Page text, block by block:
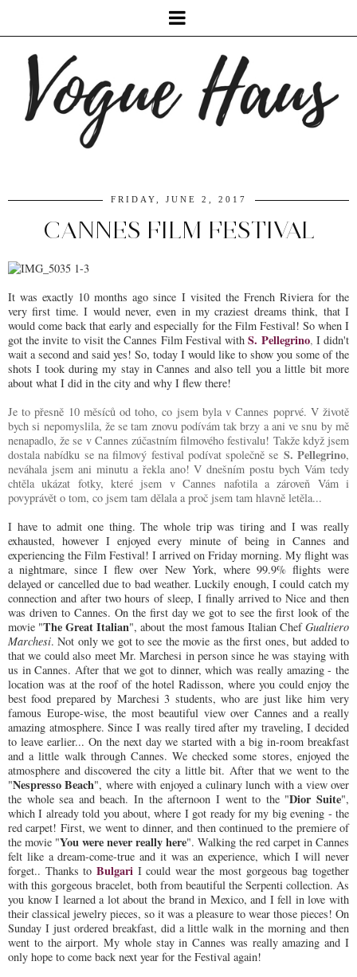
FRIDAY, JUNE 2, 2017
CANNES FILM FESTIVAL
It was exactly 10 months ago since I visited the French Riviera for the
very first time. I would never, even in my craziest dreams think, that I
would come back that early and especially for the Film Festival! So when I
got the invite to visit the Cannes Film Festival withS. Pellegrino, I didn't
wait a second and said yes! So, today I would like to show you some of the
shots I took during my stay in Cannes and also tell you a little bit more
about what I did in the city and why I flew there!
Je to přesně 10 měsíců od toho, co jsem byla v Cannes poprvé. V životě
bych si nepomyslila, že se tam znovu podívám tak brzy a ani ve snu by mě
nenapadlo, že se v Cannes zúčastním filmového festivalu! Takže když jsem
dostala nabídku se na filmový festival podívat společně se S. Pellegrino,
neváhala jsem ani minutu a řekla ano! V dnešním postu bych Vám tedy
chtěla ukázat fotky, které jsem v Cannes nafotila a zároveň Vám i
povyprávět o tom, co jsem tam dělala a proč jsem tam hlavně letěla...
I have to admit one thing. The whole trip was tiring and I was really
exhausted, however I enjoyed every minute of being in Cannes and
experiencing the Film Festival! I arrived on Friday morning. My flight was
a nightmare, since I flew over New York, where 99.9% flights were
delayed or cancelled due to bad weather. Luckily enough, I could catch my
connection and after two hours of sleep, I finally arrived to Nice and then
was driven to Cannes. On the first day we got to see the first look of the
movie "The Great Italian", about the most famous Italian ChefGualtiero
Marchesi. Not only we got to see the movie as the first ones, but added to
that we could also meet Mr. Marchesi in person since he was staying with
us in Cannes. After that we got to dinner, which was really amazing - the
location was at the roof of the hotel Radisson, where you could enjoy the
best food prepared by Marchesi 3 students, who are just like him very
famous Europe-wise, the most beautiful view over Cannes and a really
amazing atmosphere. Since I was really tired after my traveling, I decided
to leave earlier... On the next day we started with a big in-room breakfast
and a little walk through Cannes. We checked some stores, enjoyed the
atmosphere and discovered the city a little bit. After that we went to the
"Nespresso Beach", where with enjoyed a culinary lunch with a view over
the whole sea and beach. In the afternoon I went to the "Dior Suite",
which I already told you about, where I got ready for my big evening - the
red carpet! First, we went to dinner, and then continued to the premiere of
the movie "You were never really here". Walking the red carpet in Cannes
felt like a dream-come-true and it was an experience, which I will never
forget.. Thanks to BulgariI could wear the most gorgeous bag together
with this gorgeous bracelet, both from beautiful the Serpenti collection. As
you know I learned a lot about the brand in Mexico, and I fell in love with
their classical jewelry pieces, so it was a pleasure to wear those pieces! On
Sunday I just ordered breakfast, did a little walk in the morning and then
went to the airport. My whole stay in Cannes was really amazing and I
only hope to come back next year for the Festival again!